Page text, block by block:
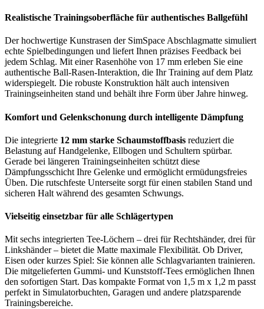
Realistische Trainingsoberfläche für authentisches Ballgefühl
Der hochwertige Kunstrasen der SimSpace Abschlagmatte simuliert
echte Spielbedingungen und liefert Ihnen präzises Feedback bei
jedem Schlag. Mit einer Rasenhöhe von 17 mm erleben Sie eine
authentische Ball-Rasen-Interaktion, die Ihr Training auf dem Platz
widerspiegelt. Die robuste Konstruktion hält auch intensiven
Trainingseinheiten stand und behält ihre Form über Jahre hinweg.
Komfort und Gelenkschonung durch intelligente Dämpfung
Die integrierte 12 mm starke Schaumstoffbasis reduziert die
Belastung auf Handgelenke, Ellbogen und Schultern spürbar.
Gerade bei längeren Trainingseinheiten schützt diese
Dämpfungsschicht Ihre Gelenke und ermöglicht ermüdungsfreies
Üben. Die rutschfeste Unterseite sorgt für einen stabilen Stand und
sicheren Halt während des gesamten Schwungs.
Vielseitig einsetzbar für alle Schlägertypen
Mit sechs integrierten Tee-Löchern – drei für Rechtshänder, drei für
Linkshänder – bietet die Matte maximale Flexibilität. Ob Driver,
Eisen oder kurzes Spiel: Sie können alle Schlagvarianten trainieren.
Die mitgelieferten Gummi- und Kunststoff-Tees ermöglichen Ihnen
den sofortigen Start. Das kompakte Format von 1,5 m x 1,2 m passt
perfekt in Simulatorbuchten, Garagen und andere platzsparende
Trainingsbereiche.